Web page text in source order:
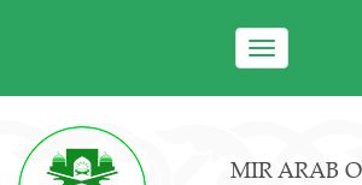
Toggle
navigation
MIR ARAB